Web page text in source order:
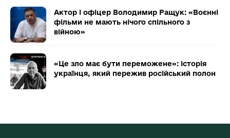
Актор і офіцер Володимир Ращук: «Воєнні
фільми не мають нічого спільного з
війною»
«Це зло має бути переможене»: історія
українця, який пережив російський полон